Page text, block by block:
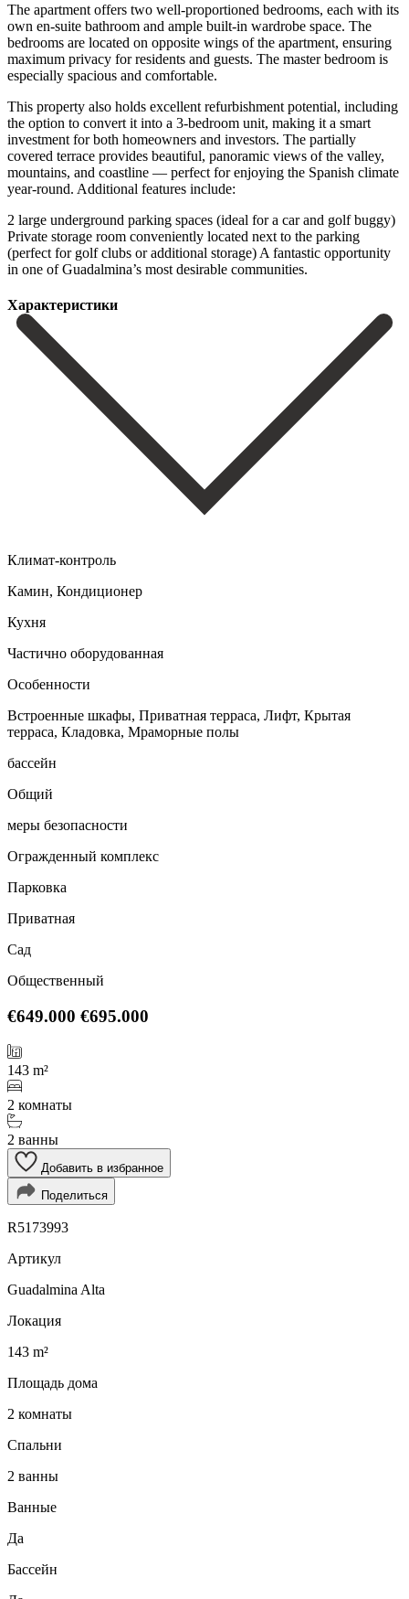
The apartment offers two well-proportioned bedrooms, each with its
own en-suite bathroom and ample built-in wardrobe space. The
bedrooms are located on opposite wings of the apartment, ensuring
maximum privacy for residents and guests. The master bedroom is
especially spacious and comfortable.
This property also holds excellent refurbishment potential, including
the option to convert it into a 3-bedroom unit, making it a smart
investment for both homeowners and investors. The partially
covered terrace provides beautiful, panoramic views of the valley,
mountains, and coastline — perfect for enjoying the Spanish climate
year-round. Additional features include:
2 large underground parking spaces (ideal for ‌a ‌car ‌and ‌golf buggy)
Private ‌storage room ‌conveniently located next to the parking
(perfect for ‌golf clubs ‌or additional ‌storage) A fantastic opportunity
‌in ‌one ‌of ‌Guadalmina’s ‌most ‌desirable ‌communities.
Характеристики
Климат-контроль
Камин, Кондиционер
Кухня
Частично оборудованная
Особенности
Встроенные шкафы, Приватная терраса, Лифт, Крытая
терраса, Кладовка, Мраморные полы
бассейн
Общий
меры безопасности
Огражденный комплекс
Парковка
Приватная
Сад
Общественный
€649.000 €695.000
143 m²
2 комнаты
2 ванны
Добавить в избранное
Поделиться
R5173993
Артикул
Guadalmina Alta
Локация
143 m²
Площадь дома
2 комнаты
Спальни
2 ванны
Ванные
Да
Бассейн